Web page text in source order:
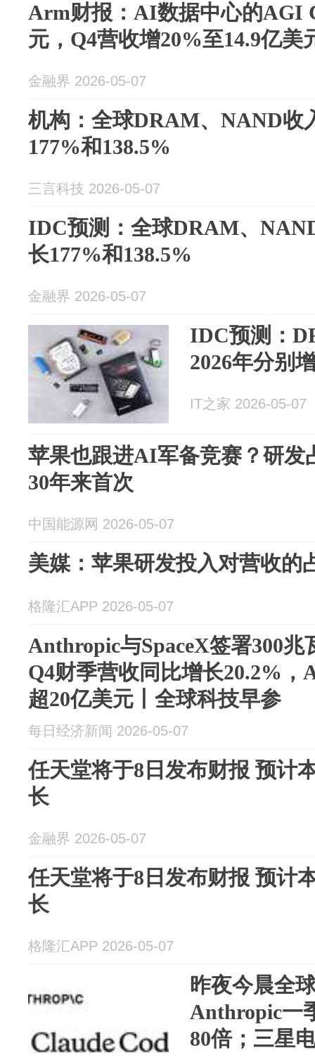
Arm财报：AI数据中心的AGI
元，Q4营收增20%至14.9亿美
金融界 2026-05-07
机构：全球DRAM、NAND收
177%和138.5%
三言科技 2026-05-07
IDC预测：全球DRAM、
长177%和138.5%
金融界 2026-05-07
IDC预测：
2026年分别
IT之家 2026-05-07
苹果也跟进AI军备竞赛？研发
30年来首次
中国能源网 2026-05-07
美媒：苹果研发投入对营收的
格隆汇APP 2026-05-07
Anthropic与SpaceX签署300
Q4财季营收同比增长20.2%，
超20亿美元丨全球科技早参
每日经济新闻 2026-05-07
任天堂将于8日发布财报 预计
长
金融界 2026-05-07
任天堂将于8日发布财报 预计
长
格隆汇APP 2026-05-07
昨夜今晨全
Anthropic一
80倍；三星